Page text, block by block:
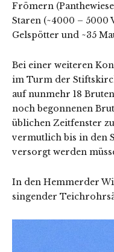
Frömern
Staren (~4000 – 5000
Gelspötter und ~35
Bei einer weiteren
im Turm der
auf nunmehr 18
noch begonnenen
üblichen Zeitfenster
vermutlich bis in den
versorgt werden
In den Hemmerder
singender